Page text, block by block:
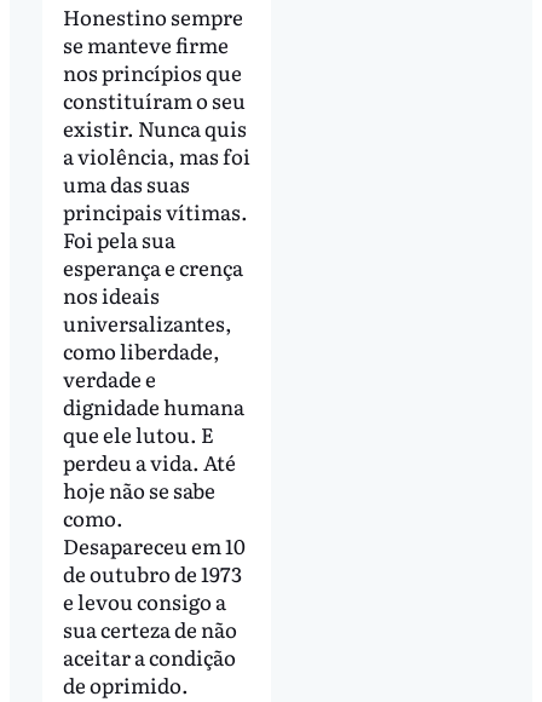
Honestino sempre
se manteve firme
nos princípios que
constituíram o seu
existir. Nunca quis
a violência, mas foi
uma das suas
principais vítimas.
Foi pela sua
esperança e crença
nos ideais
universalizantes,
como liberdade,
verdade e
dignidade humana
que ele lutou. E
perdeu a vida. Até
hoje não se sabe
como.
Desapareceu em 10
de outubro de 1973
e levou consigo a
sua certeza de não
aceitar a condição
de oprimido.